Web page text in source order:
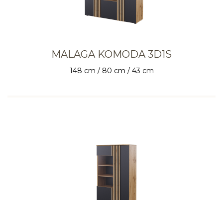
MALAGA KOMODA 3D1S
148 cm / 80 cm / 43 cm